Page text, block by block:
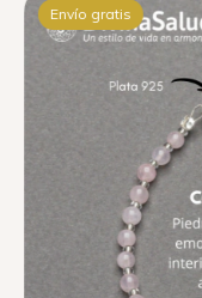
Envío gratis